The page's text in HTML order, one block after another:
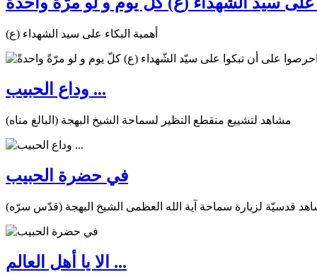
أهمية البكاء على سيد الشهداء (ع)
وداع الحبيب ...
مشاهد لتشييع منقطع النظير لسماحة الشيخ البهجة (البالغ مناه)
في حضرة الحبيب
قدسيّة لزيارة سماحة آية الله العظمى الشيخ البهجة (قدّس سرّه)
الا يا أهل العالم ...